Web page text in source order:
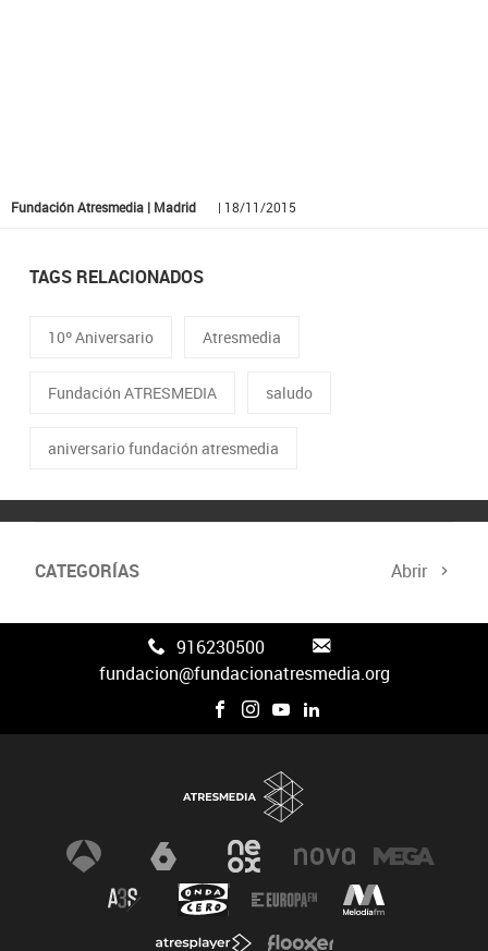
Fundación Atresmedia | Madrid | 18/11/2015
TAGS RELACIONADOS
10º Aniversario Atresmedia
Fundación ATRESMEDIA saludo
aniversario fundación atresmedia
CATEGORÍAS Abrir
916230500
fundacion@fundacionatresmedia.org